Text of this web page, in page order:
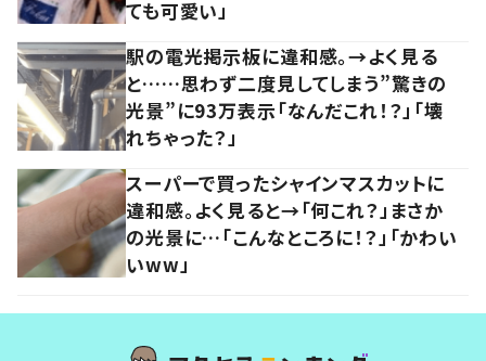
ても可愛い」
駅の電光掲示板に違和感。→よく見る
と……思わず二度見してしまう”驚きの
光景”に93万表示「なんだこれ！？」「壊
れちゃった？」
スーパーで買ったシャインマスカットに
違和感。よく見ると→「何これ？」まさか
の光景に…「こんなところに！？」「かわい
いww」